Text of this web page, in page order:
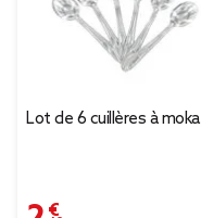
Lot de 6 cuillères à moka
2,49 €